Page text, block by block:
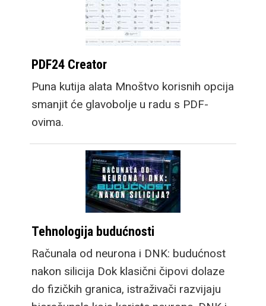
PDF24 Creator
Puna kutija alata Mnoštvo korisnih opcija
smanjit će glavobolje u radu s PDF-
ovima.
Tehnologija budućnosti
Računala od neurona i DNK: budućnost
nakon silicija Dok klasični čipovi dolaze
do fizičkih granica, istraživači razvijaju